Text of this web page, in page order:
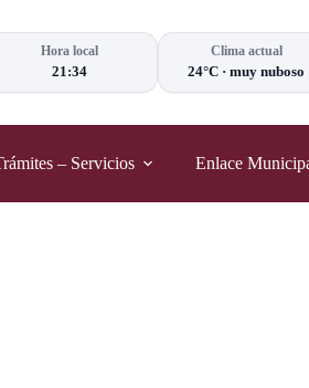
Hora local
21:34
Clima actual
24°C · muy nuboso
– Servicios Enlace